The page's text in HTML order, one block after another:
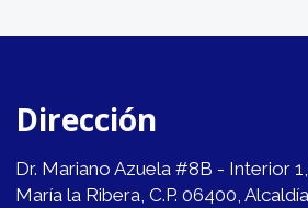
Dirección
Dr. Mariano Azuela #8B - Interior
María la Ribera, C.P. 06400, Alcaldía